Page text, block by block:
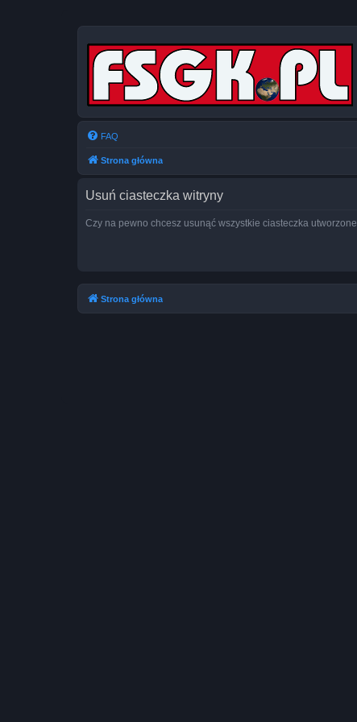
FAQ
Strona główna
Usuń ciasteczka witryny
Czy na pewno chcesz usunąć wszystkie ciasteczka
Strona główna